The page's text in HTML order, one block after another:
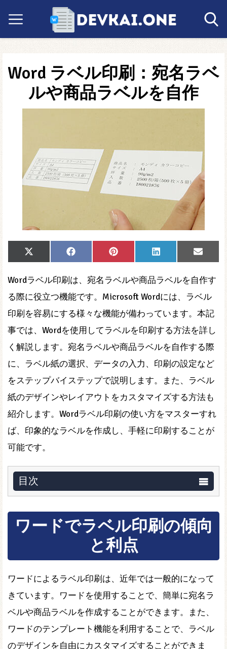
Word ラベル印刷：宛名ラベ
ルや商品ラベルを自作
Share
on
X
(Twitter)
Share
on
Facebook
Share
on
Pinterest
Share
on
LinkedIn
Share
on
Email
Wordラベル印刷は、宛名ラベルや商品ラベルを自作す
る際に役立つ機能です。Microsoft Wordには、ラベル
印刷を容易にする様々な機能が備わっています。本記
事では、Wordを使用してラベルを印刷する方法を詳し
く解説します。宛名ラベルや商品ラベルを自作する際
に、ラベル紙の選択、データの入力、印刷の設定など
をステップバイステップで説明します。また、ラベル
紙のデザインやレイアウトをカスタマイズする方法も
紹介します。Wordラベル印刷の使い方をマスターすれ
ば、印象的なラベルを作成し、手軽に印刷することが
可能です。
目次
ワードでラベル印刷の傾向
と利点
ワードによるラベル印刷は、近年では一般的になって
きています。ワードを使用することで、簡単に宛名ラ
ベルや商品ラベルを作成することができます。また、
ワードのテンプレート機能を利用することで、ラベル
のデザインを自由にカスタマイズすることができま